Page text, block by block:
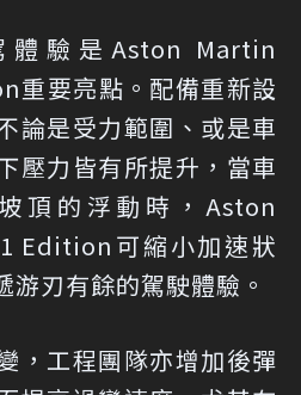
驗是Aston Martin
重要亮點。配備重新設
論是受力範圍、或是車
壓力皆有所提升，當車
頂的浮動時，Aston
Edition可縮小加速狀
游刃有餘的駕駛體驗。
，工程團隊亦增加後彈